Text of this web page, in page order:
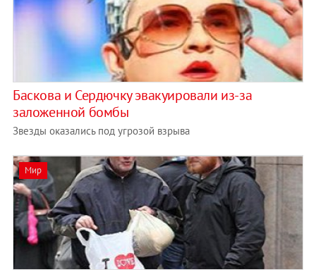
Баскова и Сердючку эвакуировали из-за
заложенной бомбы
Звезды оказались под угрозой взрыва
Мир